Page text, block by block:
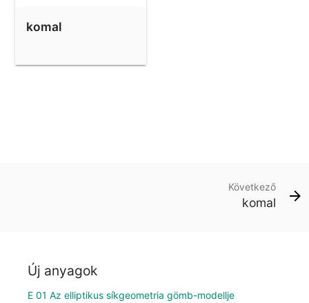
komal
Következő
komal
Új anyagok
E 01 Az elliptikus síkgeometria gömb-modellje